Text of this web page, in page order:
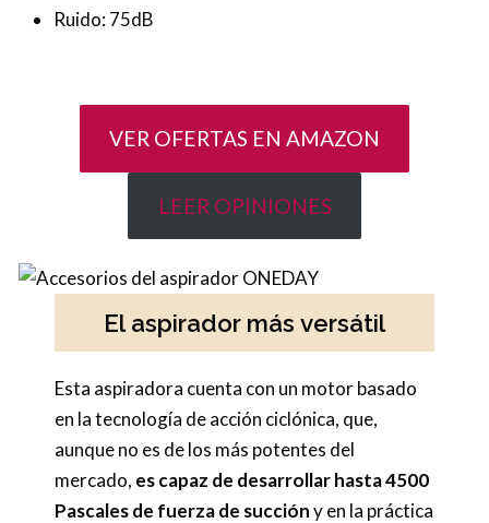
Ruido: 75dB
VER OFERTAS EN AMAZON
LEER OPINIONES
El aspirador más versátil
Esta aspiradora cuenta con un motor basado
en la tecnología de acción ciclónica, que,
aunque no es de los más potentes del
mercado, es capaz de desarrollar hasta 4500
Pascales de fuerza de succióny en la práctica